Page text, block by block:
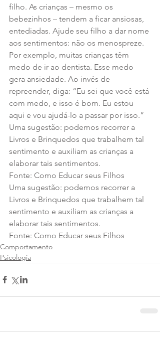
filho. As crianças – mesmo os
bebezinhos – tendem a ficar ansiosas,
entediadas. Ajude seu filho a dar nome
aos sentimentos: não os menospreze.
Por exemplo, muitas crianças têm
medo de ir ao dentista. Esse medo
gera ansiedade. Ao invés de
repreender, diga: “Eu sei que você está
com medo, e isso é bom. Eu estou
aqui e vou ajudá-lo a passar por isso.”
Uma sugestão: podemos recorrer a
Livros e Brinquedos que trabalhem tal
sentimento e auxiliam as crianças a
elaborar tais sentimentos.
Fonte: Como Educar seus Filhos
Uma sugestão: podemos recorrer a
Livros e Brinquedos que trabalhem tal
sentimento e auxiliam as crianças a
elaborar tais sentimentos.
Fonte: Como Educar seus Filhos
Comportamento
Psicologia